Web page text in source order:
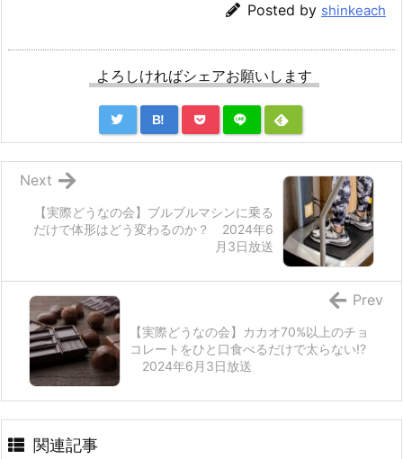
Posted by shinkeach
よろしければシェアお願いします
B!
【実際どうなの会】ブルブルマシンに乗る
だけで体形はどう変わるのか？ 2024年6
月3日放送
Next
【実際どうなの会】カカオ70%以上のチョ
コレートをひと口食べるだけで太らない!?
2024年6月3日放送
Prev
関連記事